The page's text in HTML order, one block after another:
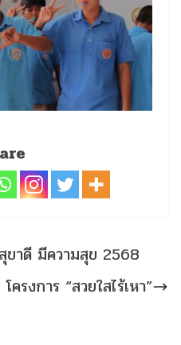
ขาดี มีความสุข 2568
โครงการ “สวยใสไร้เหา”